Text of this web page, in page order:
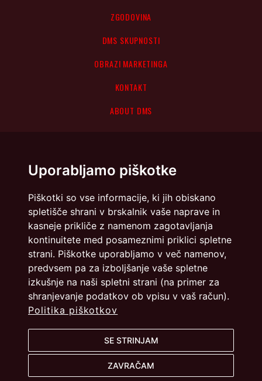
Uporabljamo piškotke
Piškotki so vse informacije, ki jih obiskano
spletišče shrani v brskalnik vaše naprave in
kasneje prikliče z namenom zagotavljanja
kontinuitete med posameznimi priklici spletne
strani. Piškotke uporabljamo v več namenov,
predvsem pa za izboljšanje vaše spletne
izkušnje na naši spletni strani (na primer za
shranjevanje podatkov ob vpisu v vaš račun).
Politika piškotkov
SE STRINJAM
ZAVRAČAM
ZGODOVINA
DMS SKUPNOSTI
OBRAZI MARKETINGA
KONTAKT
ABOUT DMS
Politika zasebnosti
info@dmslo.si
Društvo za marketing Slovenije - DMS | Dimičeva ulica 13 |